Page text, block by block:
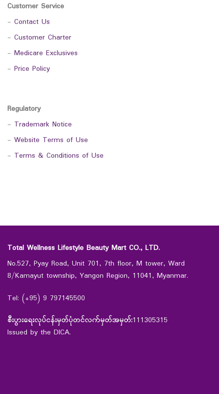
Customer Service
- Contact Us
- Customer Charter
- Medicare Exclusives
- Price Policy
Regulatory
- Trademark Notice
- Website Terms of Use
- Terms & Conditions of Use
Total Wellness Lifestyle Beauty Mart CO., LTD.
No.527, Pyay Road, Unit 701, 7th floor, M tower, Ward
8/Kamayut township, Yangon Region, 11041, Myanmar.
Tel: (+95) 9 797145500
စီးပွားရေးလုပ်ငန်းမှတ်ပုံတင်လက်မှတ်အမှတ်:111305315
Issued by the DICA.